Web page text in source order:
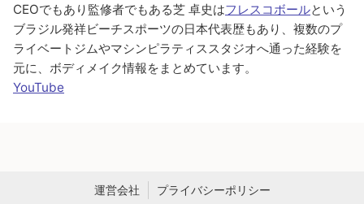
CEOでもあり監修者でもある芝 卓史はフレスコボールという
ブラジル発祥ビーチスポーツの日本代表歴もあり、複数のプ
ライベートジムやマシンピラティススタジオへ通った経験を
元に、ボディメイク情報をまとめています。
YouTube
運営会社 プライバシーポリシー